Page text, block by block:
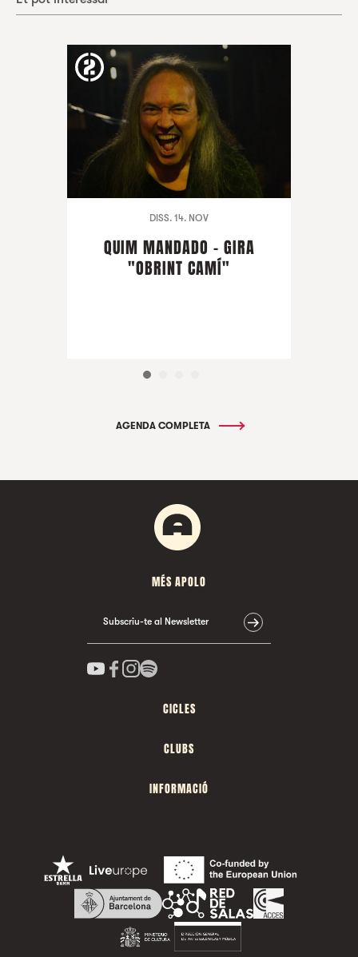
DISS. 14. NOV
QUIM MANDADO - GIRA
"OBRINT CAMÍ"
AGENDA COMPLETA
MÉS APOLO
Subscriu-te al Newsletter
CICLES
CLUBS
INFORMACIÓ